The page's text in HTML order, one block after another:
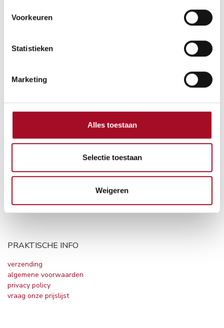
Voorkeuren
Statistieken
Marketing
Alles toestaan
Selectie toestaan
Weigeren
Monnikenwerve 43
BE 0869.911.638
info@pastaebasta.be
OPENINGSUREN
zaterdag 9u30 tot 12u30
PRAKTISCHE INFO
verzending
algemene voorwaarden
privacy policy
vraag onze prijslijst